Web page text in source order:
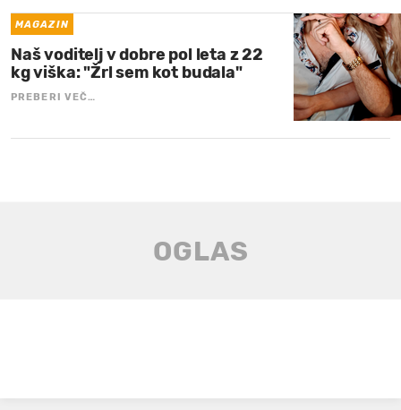
MAGAZIN
Naš voditelj v dobre pol leta z 22
kg viška: "Žrl sem kot budala"
PREBERI VEČ…